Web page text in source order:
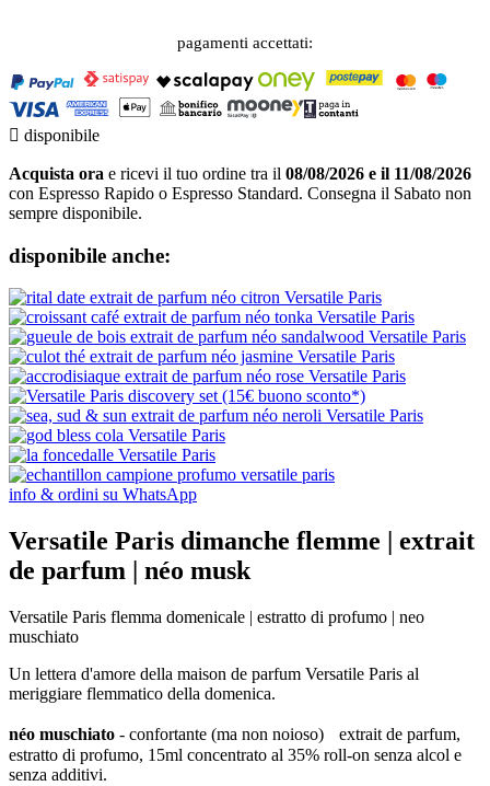
pagamenti accettati:
 disponibile
Acquista ora e ricevi il tuo ordine tra il 08/08/2026 e il 11/08/2026
con Espresso Rapido o Espresso Standard. Consegna il Sabato non
sempre disponibile.
disponibile anche:
info & ordini su WhatsApp
Versatile Paris dimanche flemme | extrait
de parfum | néo musk
Versatile Paris flemma domenicale | estratto di profumo | neo
muschiato
Un lettera d'amore della maison de parfum Versatile Paris al
meriggiare flemmatico della domenica.
néo muschiato - confortante (ma non noioso) extrait de parfum,
estratto di profumo, 15ml concentrato al 35% roll-on senza alcol e
senza additivi.